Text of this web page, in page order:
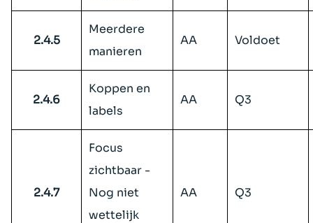
2.4.5
Meerdere
manieren
AA Voldoet
2.4.6
Koppen en
labels
AA Q3
2.4.7
Focus
zichtbaar -
Nog niet
wettelijk
AA Q3